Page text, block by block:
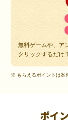
無料ゲームや、ア
クリックするだけ
※ もらえるポイントは案
ポイ